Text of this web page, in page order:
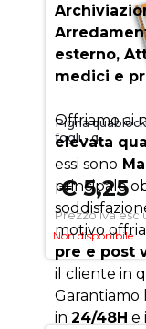
Pigna
fogli - q
€ 5,25
Prezzo iva
Non disponibile
esterno,
medici e
Offriamo ai
elevata
essi sono
principale
motivo
pre e post
il cliente in
Garantiamo
in 24/48H e